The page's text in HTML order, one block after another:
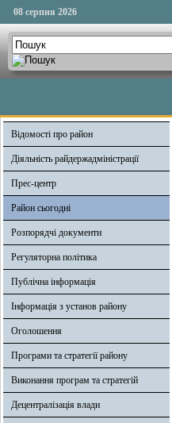
08 серпня 2026
Відомості про район
Діяльність райдержадміністрації
Прес-центр
Район сьогодні
Розпорядчі документи
Регуляторна політика
Публічна інформація
Інформація з установ району
Оголошення
Програми та стратегії району
Виконання програм та стратегій
Децентралізація влади